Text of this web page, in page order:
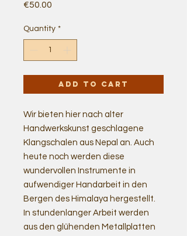
€50.00
Quantity *
Add to Cart
Wir bieten hier nach alter
Handwerkskunst geschlagene
Klangschalen aus Nepal an. Auch
heute noch werden diese
wundervollen Instrumente in
aufwendiger Handarbeit in den
Bergen des Himalaya hergestellt.
In stundenlanger Arbeit werden
aus den glühenden Metallplatten